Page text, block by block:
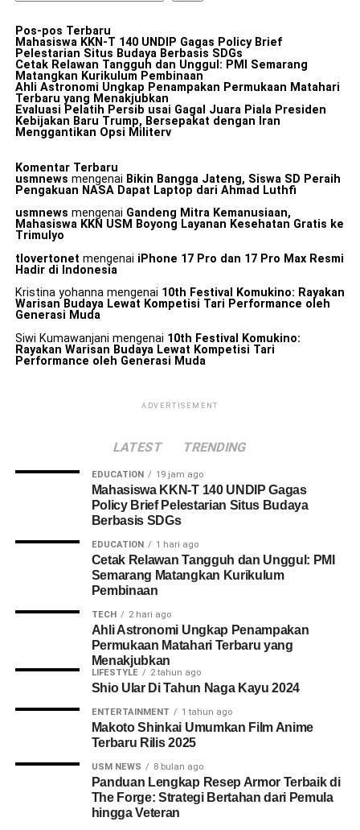
Pos-pos Terbaru
Mahasiswa KKN-T 140 UNDIP Gagas Policy Brief
Pelestarian Situs Budaya Berbasis SDGs
Cetak Relawan Tangguh dan Unggul: PMI Semarang
Matangkan Kurikulum Pembinaan
Ahli Astronomi Ungkap Penampakan Permukaan Matahari
Terbaru yang Menakjubkan
Evaluasi Pelatih Persib usai Gagal Juara Piala Presiden
Kebijakan Baru Trump, Bersepakat dengan Iran
Menggantikan Opsi Militerv
Komentar Terbaru
usmnews mengenai Bikin Bangga Jateng, Siswa SD Peraih
Pengakuan NASA Dapat Laptop dari Ahmad Luthfi
usmnews mengenai Gandeng Mitra Kemanusiaan,
Mahasiswa KKN USM Boyong Layanan Kesehatan Gratis ke
Trimulyo
tlovertonet mengenai iPhone 17 Pro dan 17 Pro Max Resmi
Hadir di Indonesia
Kristina yohannamengenai 10th Festival Komukino: Rayakan
Warisan Budaya Lewat Kompetisi Tari Performance oleh
Generasi Muda
Siwi Kumawanjani mengenai 10th Festival Komukino:
Rayakan Warisan Budaya Lewat Kompetisi Tari
Performance oleh Generasi Muda
ADVERTISEMENT
LATEST TRENDING
EDUCATION 19 jam ago
Mahasiswa KKN-T 140 UNDIP Gagas
Policy Brief Pelestarian Situs Budaya
Berbasis SDGs
EDUCATION 1 hari ago
Cetak Relawan Tangguh dan Unggul: PMI
Semarang Matangkan Kurikulum
Pembinaan
TECH 2 hari ago
Ahli Astronomi Ungkap Penampakan
Permukaan Matahari Terbaru yang
Menakjubkan
LIFESTYLE 2 tahun ago
Shio Ular Di Tahun Naga Kayu 2024
ENTERTAINMENT 1 tahun ago
Makoto Shinkai Umumkan Film Anime
Terbaru Rilis 2025
USM NEWS 8 bulan ago
Panduan Lengkap Resep Armor Terbaik di
The Forge: Strategi Bertahan dari Pemula
hingga Veteran